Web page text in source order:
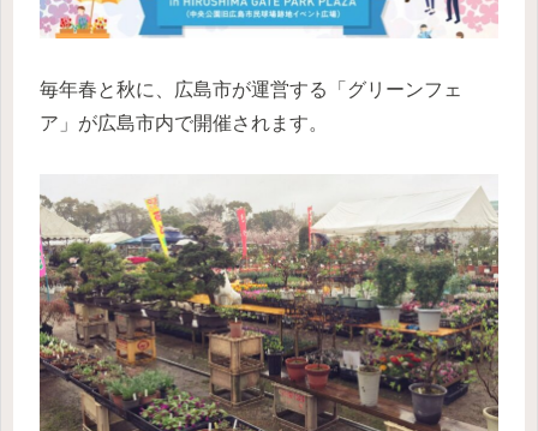
毎年春と秋に、広島市が運営する「グリーンフェ
ア」が広島市内で開催されます。